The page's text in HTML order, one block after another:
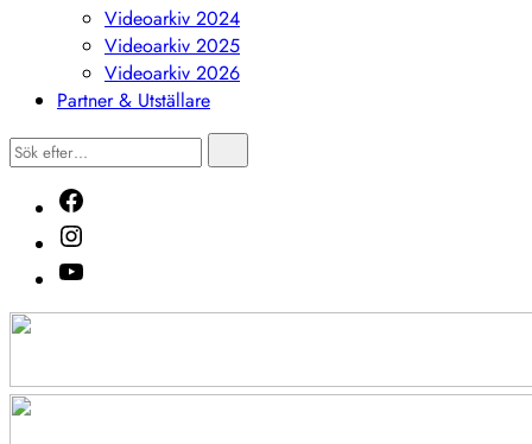
undermenyVideoarkiv 2024
Videoarkiv 2025
Videoarkiv 2026
Partner & Utställare
Sök
efter…